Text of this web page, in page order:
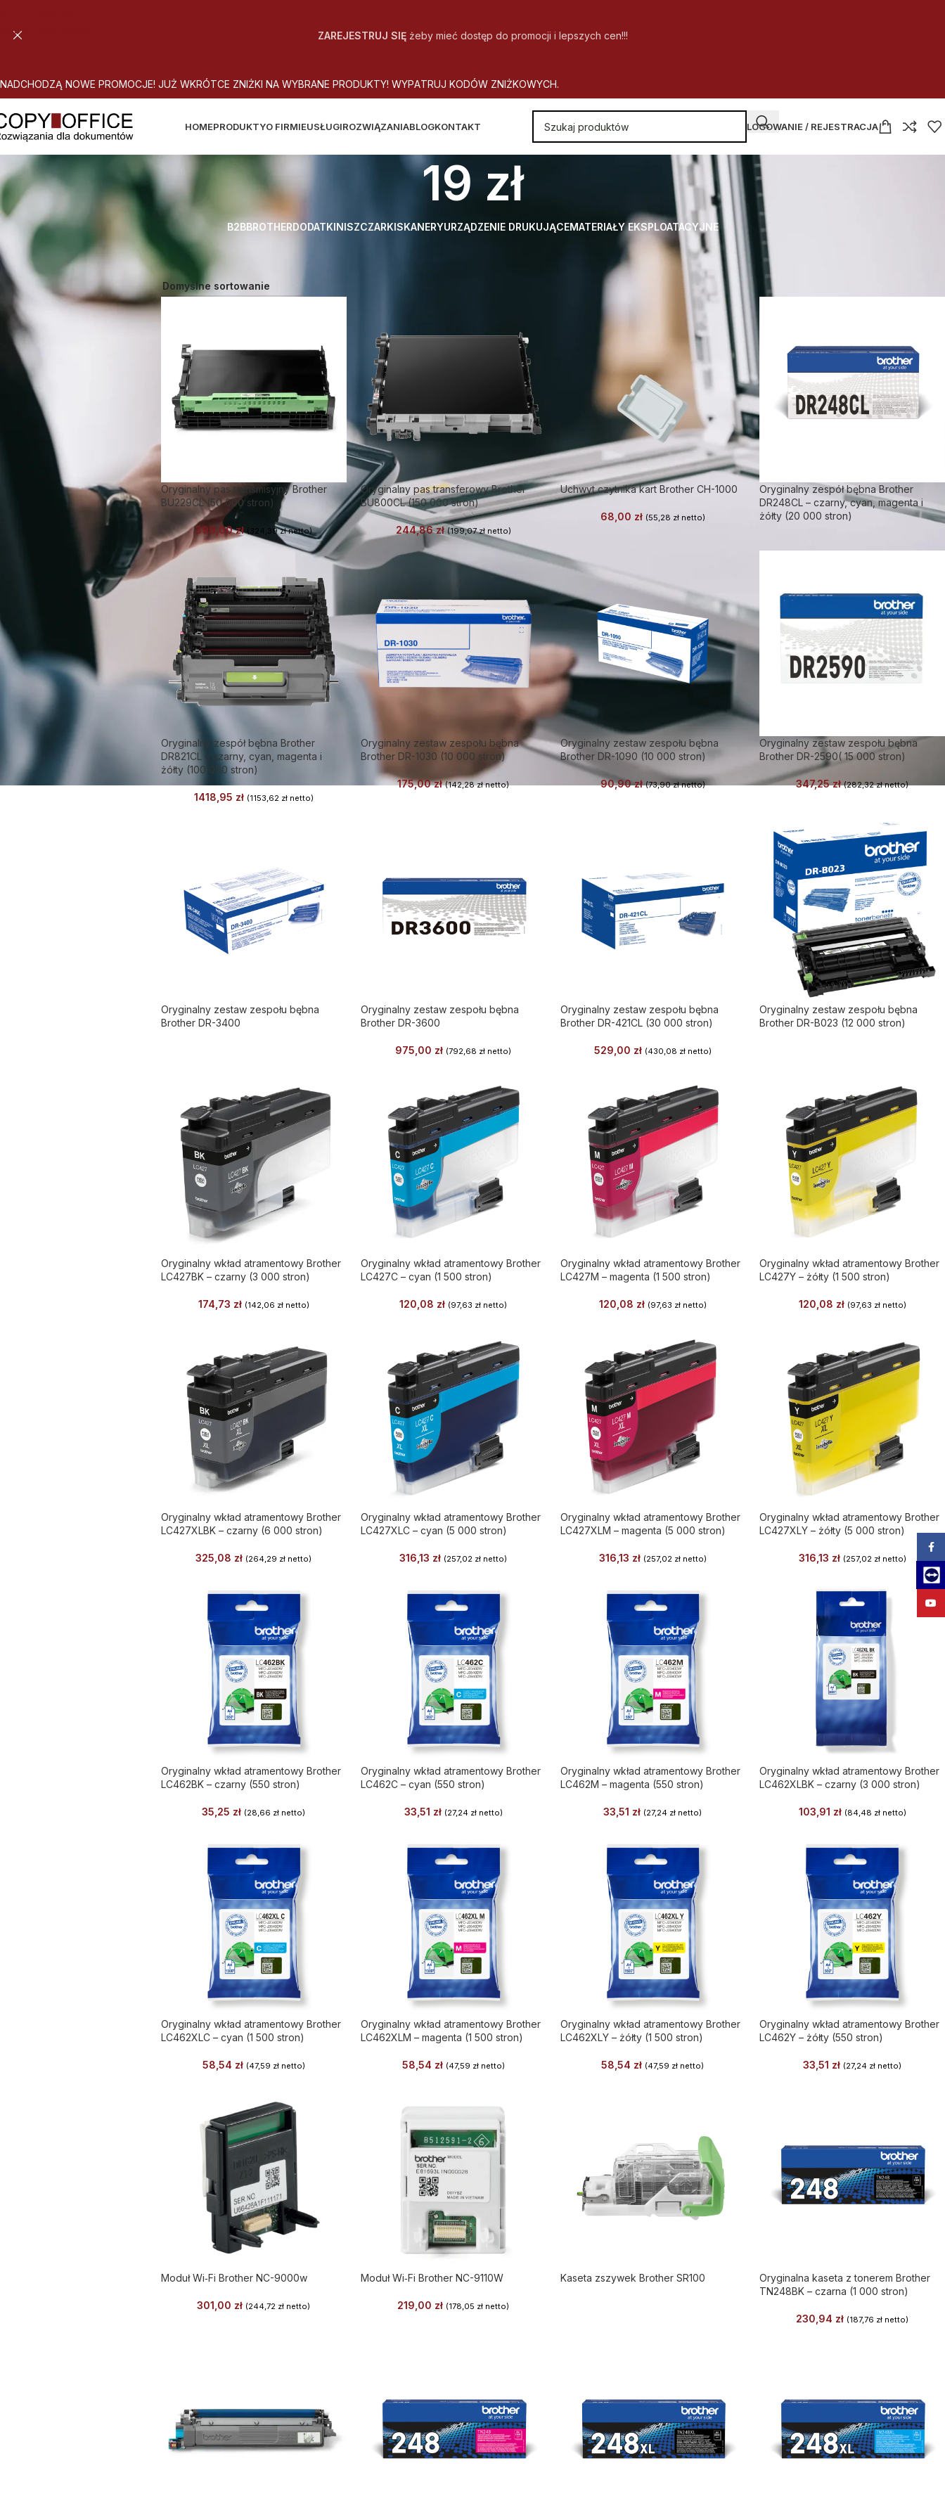
Skip to main content
ZAREJESTRUJ SIĘżeby mieć dostęp do promocji i lepszych cen!!!
NADCHODZĄ NOWE PROMOCJE! JUŻ WKRÓTCE ZNIŻKI NA WYBRANE PRODUKTY! WYPATRUJ KODÓW ZNIŻKOWYCH.
HOMEPRODUKTYO FIRMIEUSŁUGIROZWIĄZANIABLOGKONTAKT LOGOWANIE / REJESTRACJA
19 zł
B2BBROTHERDODATKINISZCZARKISKANERYURZĄDZENIE DRUKUJĄCEMATERIAŁY EKSPLOATACYJNE
Strona główna
Oryginalny pas transmisyjny Brother
BU229CL (50 000 stron)
399,00zł ( 324,39złnetto)
Oryginalny pas transferowy Brother
BU800CL (150 000 stron)
244,86zł (199,07złnetto)
Uchwyt czytnika kart Brother CH-1000
68,00 zł (55,28 złnetto)
Oryginalny zespół bębna Brother
DR248CL – czarny, cyan, magenta i
żółty (20 000 stron)
Oryginalny zespół bębna Brother
DR821CL – czarny, cyan, magenta i
żółty (100 000 stron)
1418,95 zł (1153,62 złnetto)
Oryginalny zestaw zespołu bębna
Brother DR-1030 (10 000 stron)
175,00zł (142,28złnetto)
Oryginalny zestaw zespołu bębna
Brother DR-1090 (10 000 stron)
90,90zł (73,90złnetto)
Oryginalny zestaw zespołu bębna
Brother DR-2590( 15 000 stron)
347,25zł (282,32złnetto)
Oryginalny zestaw zespołu bębna
Brother DR-3400
Oryginalny zestaw zespołu bębna
Brother DR-3600
975,00 zł (792,68 zł netto)
Oryginalny zestaw zespołu bębna
Brother DR-421CL (30 000 stron)
529,00 zł (430,08 złnetto)
Oryginalny zestaw zespołu bębna
Brother DR-B023 (12 000 stron)
Oryginalny wkład atramentowy Brother
LC427BK – czarny (3 000 stron)
174,73 zł (142,06 złnetto)
Oryginalny wkład atramentowy Brother
LC427C – cyan (1 500 stron)
120,08 zł (97,63 zł netto)
Oryginalny wkład atramentowy Brother
LC427M – magenta (1 500 stron)
120,08 zł (97,63 złnetto)
Oryginalny wkład atramentowy Brother
LC427Y – żółty (1 500 stron)
120,08 zł (97,63 złnetto)
Oryginalny wkład atramentowy Brother
LC427XLBK – czarny (6 000 stron)
325,08 zł (264,29 zł netto)
Oryginalny wkład atramentowy Brother
LC427XLC – cyan (5 000 stron)
316,13 zł (257,02 zł netto)
Oryginalny wkład atramentowy Brother
LC427XLM – magenta (5 000 stron)
316,13 zł (257,02 złnetto)
Oryginalny wkład atramentowy Brother
LC427XLY – żółty (5 000 stron)
316,13 zł (257,02 złnetto)
Oryginalny wkład atramentowy Brother
LC462BK – czarny (550 stron)
35,25 zł (28,66 zł netto)
Oryginalny wkład atramentowy Brother
LC462C – cyan (550 stron)
33,51 zł (27,24 złnetto)
Oryginalny wkład atramentowy Brother
LC462M – magenta (550 stron)
33,51 zł (27,24 zł netto)
Oryginalny wkład atramentowy Brother
LC462XLBK – czarny (3 000 stron)
103,91 zł (84,48 złnetto)
Oryginalny wkład atramentowy Brother
LC462XLC – cyan (1 500 stron)
58,54 zł (47,59 złnetto)
Oryginalny wkład atramentowy Brother
LC462XLM – magenta (1 500 stron)
58,54 zł (47,59 złnetto)
Oryginalny wkład atramentowy Brother
LC462XLY – żółty (1 500 stron)
58,54 zł (47,59 zł netto)
Oryginalny wkład atramentowy Brother
LC462Y – żółty (550 stron)
33,51 zł (27,24 zł netto)
Moduł Wi‑Fi Brother NC-9000w
301,00 zł (244,72 zł netto)
Moduł Wi‑Fi Brother NC-9110W
219,00 zł (178,05 zł netto)
Kaseta zszywek Brother SR100
Oryginalna kaseta z tonerem Brother
TN248BK – czarna (1 000 stron)
230,94 zł (187,76 zł netto)